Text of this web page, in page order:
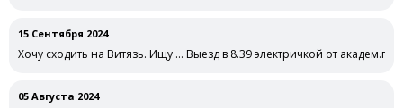
15 Сентября 2024
Хочу сходить на Витязь. Ищу … Выезд в 8.39 электричкой от
05 Августа 2024